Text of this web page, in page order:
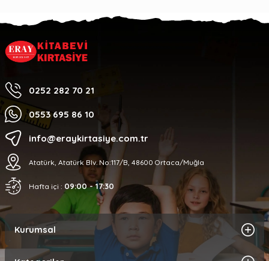
0252 282 70 21
0553 695 86 10
info@eraykirtasiye.com.tr
Atatürk, Atatürk Blv. No:117/B, 48600 Ortaca/Muğla
Hafta içi : 09:00 - 17:30
Kurumsal